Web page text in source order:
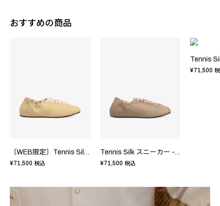
おすすめの商品
〔WEB限定〕Tennis Silk スニーカー - FRサイズ
¥71,500 税込
Tennis Silk スニーカー - FRサイズ
¥71,500 税込
¥71,500